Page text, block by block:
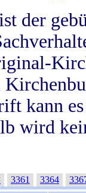
der
kann
wird
3361 3364